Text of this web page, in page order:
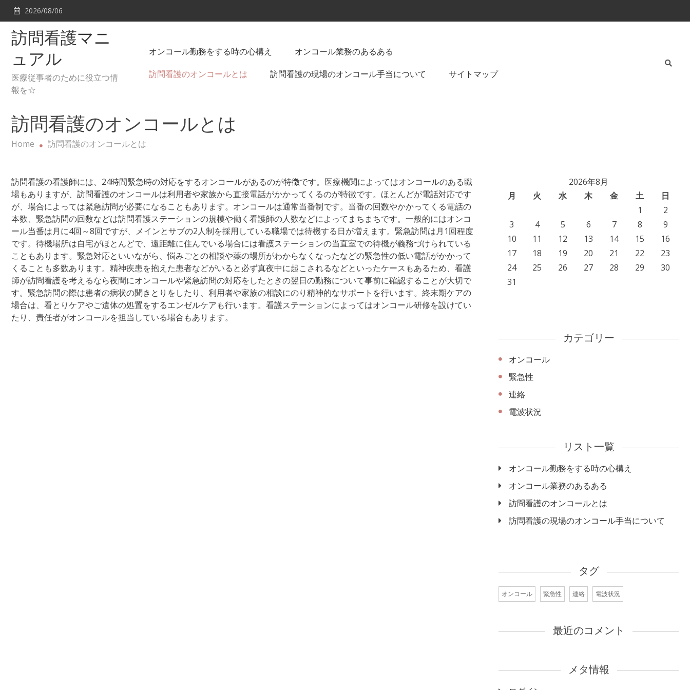
Skip
content
2026/08/06
訪問看護マニ
ュアル
医療従事者のために役立つ情
報を☆
オンコール勤務をする時の心構え
オンコール業務のあるある
訪問看護のオンコールとは
訪問看護の現場のオンコール手当について サイトマップ
訪問看護のオンコールとは
Home 訪問看護のオンコールとは
訪問看護の看護師には、24時間緊急時の対応をするオンコールがあるのが特徴です。医療機関によってはオンコールのある職
場もありますが、訪問看護のオンコールは利用者や家族から直接電話がかかってくるのが特徴です。ほとんどが電話対応です
が、場合によっては緊急訪問が必要になることもあります。オンコールは通常当番制です。当番の回数やかかってくる電話の
本数、緊急訪問の回数などは訪問看護ステーションの規模や働く看護師の人数などによってまちまちです。一般的にはオンコ
ール当番は月に4回～8回ですが、メインとサブの2人制を採用している職場では待機する日が増えます。緊急訪問は月1回程度
です。待機場所は自宅がほとんどで、遠距離に住んでいる場合には看護ステーションの当直室での待機が義務づけられている
こともあります。緊急対応といいながら、悩みごとの相談や薬の場所がわからなくなったなどの緊急性の低い電話がかかって
くることも多数あります。精神疾患を抱えた患者などがいると必ず真夜中に起こされるなどといったケースもあるため、看護
師が訪問看護を考えるなら夜間にオンコールや緊急訪問の対応をしたときの翌日の勤務について事前に確認することが大切で
す。緊急訪問の際は患者の病状の聞きとりをしたり、利用者や家族の相談にのり精神的なサポートを行います。終末期ケアの
場合は、看とりケアやご遺体の処置をするエンゼルケアも行います。看護ステーションによってはオンコール研修を設けてい
たり、責任者がオンコールを担当している場合もあります。
2026年8月
月
火 水 木 金 土
日
1
2
3
4 5 6 7 8
9
10
11 12 13 14 15
16
17
18 19 20 21 22
23
24
25 26 27 28 29
30
31
カテゴリー
オンコール
緊急性
連絡
電波状況
リスト一覧
オンコール勤務をする時の心構え
オンコール業務のあるある
訪問看護のオンコールとは
訪問看護の現場のオンコール手当について
タグ
オンコール 緊急性 連絡 電波状況
最近のコメント
メタ情報